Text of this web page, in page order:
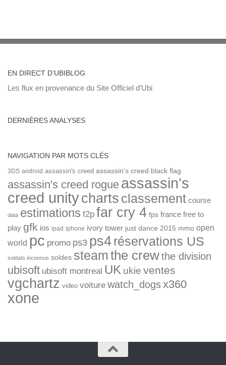
EN DIRECT D’UBIBLOG
Les flux en provenance du Site Officiel d'Ubi
DERNIÈRES ANALYSES
NAVIGATION PAR MOTS CLÉS
3DS android assassin's creed assassin's creed black flag
assassin's creed rogue assassin's
creed unitycharts classement course
data estimations f2p far cry 4 fps france free to
play gfk ios ipad iphone ivory tower just dance 2015 mmo open
world pc promo ps3 ps4réservations US
soldats inconnus soldes steamthe crewthe division
ubisoft ubisoft montreal UK ukie ventes
vgchartz video voiture watch_dogsx360
xone